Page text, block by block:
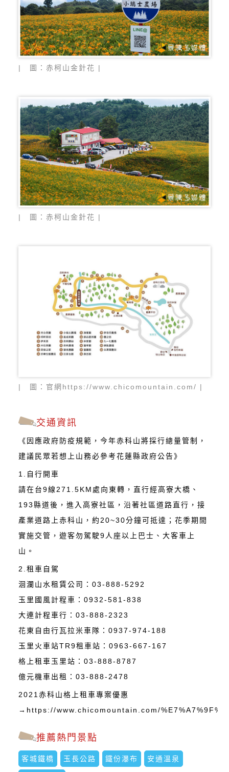
| 圖：赤柯山金針花 |
| 圖：赤柯山金針花 |
| 圖：官網https://www.chicomountain.com/ |
交通資訊
《因應政府防疫規範，今年赤科山將採行總量管制，
建議民眾若想上山務必參考花蓮縣政府公告》
1.自行開車
請在台9線271.5KM處向東轉，直行經高寮大橋、
193縣道後，進入高寮社區，沿著社區道路直行，接
產業道路上赤科山，約20~30分鐘可抵達；花季期間
實施交管，遊客勿駕駛9人座以上巴士、大客車上
山。
2.租車自駕
洄瀾山水租賃公司：03-888-5292
玉里國風計程車：0932-581-838
大連計程車行：03-888-2323
花東自由行瓦拉米車隊：0937-974-188
玉里火車站TR9租車站：0963-667-167
格上租車玉里站：03-888-8787
億元機車出租：03-888-2478
2021赤科山格上租車專案優惠
→https://www.chicomountain.com/
推薦熱門景點
客城鐵橋 玉長公路 鐵份瀑布 安通溫泉